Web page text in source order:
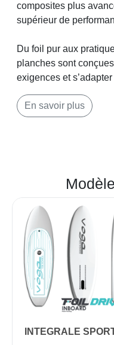
composites plus
supérieur de
Du foil pur aux
planches sont
exigences et
En savoir plus
INTEGRALE